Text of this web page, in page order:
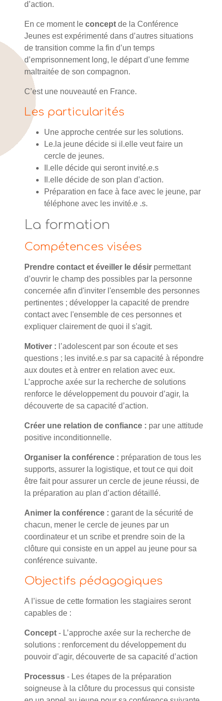
d’action.
En ce moment le concept de la Conférence
Jeunes est expérimenté dans d’autres situations
de transition comme la fin d’un temps
d’emprisonnement long, le départ d’une femme
maltraitée de son compagnon.
C’est une nouveauté en France.
Les particularités
Une approche centrée sur les solutions.
Le.la jeune décide si il.elle veut faire un
cercle de jeunes.
Il.elle décide qui seront invité.e.s
Il.elle décide de son plan d’action.
Préparation en face à face avec le jeune, par
téléphone avec les invité.e .s.
La formation
Compétences visées
Prendre contact et éveiller le désir permettant
d’ouvrir le champ des possibles par la personne
concernée afin d'inviter l'ensemble des personnes
pertinentes ; développer la capacité de prendre
contact avec l'ensemble de ces personnes et
expliquer clairement de quoi il s'agit.
Motiver : l’adolescent par son écoute et ses
questions ; les invité.e.s par sa capacité à répondre
aux doutes et à entrer en relation avec eux.
L’approche axée sur la recherche de solutions
renforce le développement du pouvoir d’agir, la
découverte de sa capacité d’action.
Créer une relation de confiance : par une attitude
positive inconditionnelle.
Organiser la conférence : préparation de tous les
supports, assurer la logistique, et tout ce qui doit
être fait pour assurer un cercle de jeune réussi, de
la préparation au plan d’action détaillé.
Animer la conférence : garant de la sécurité de
chacun, mener le cercle de jeunes par un
coordinateur et un scribe et prendre soin de la
clôture qui consiste en un appel au jeune pour sa
conférence suivante.
Objectifs pédagogiques
A l’issue de cette formation les stagiaires seront
capables de :
Concept - L’approche axée sur la recherche de
solutions : renforcement du développement du
pouvoir d’agir, découverte de sa capacité d’action
Processus - Les étapes de la préparation
soigneuse à la clôture du processus qui consiste